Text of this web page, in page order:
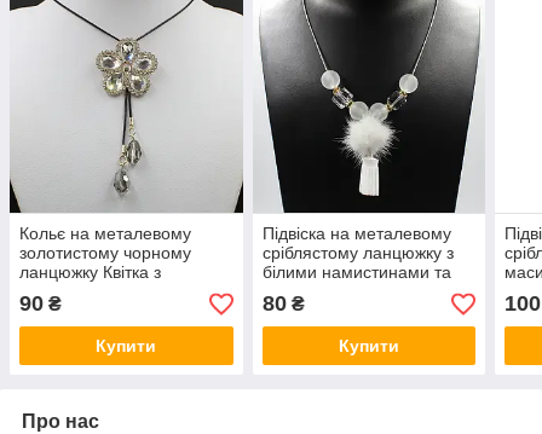
Кольє на металевому
золотистому чорному
ланцюжку Квітка з
кристалами в стразах і
підвіскою довжина 70 см
90 ₴
Купити
Підвіска на металевому
сріблястому ланцюжку з
білими намистинами та
стразами з білим пушком і
хвостиком 80 см
80₴
Купити
см
100
Про нас